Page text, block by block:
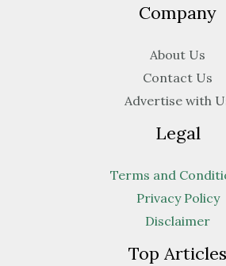
Company
About Us
Contact Us
Advertise with
Legal
Terms and
Privacy Policy
Disclaimer
Top Articles